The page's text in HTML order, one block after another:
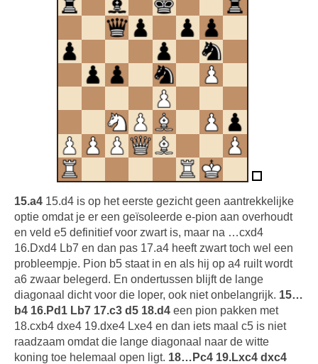
15.a4 15.d4 is op het eerste gezicht geen aantrekkelijke
optie omdat je er een geïsoleerde e-pion aan overhoudt
en veld e5 definitief voor zwart is, maar na …cxd4
16.Dxd4 Lb7 en dan pas 17.a4 heeft zwart toch wel een
probleempje. Pion b5 staat in en als hij op a4 ruilt wordt
a6 zwaar belegerd. En ondertussen blijft de lange
diagonaal dicht voor die loper, ook niet onbelangrijk. 15…
b4 16.Pd1 Lb7 17.c3 d5 18.d4 een pion pakken met
18.cxb4 dxe4 19.dxe4 Lxe4 en dan iets maal c5 is niet
raadzaam omdat die lange diagonaal naar de witte
koning toe helemaal open ligt. 18…Pc4 19.Lxc4 dxc4